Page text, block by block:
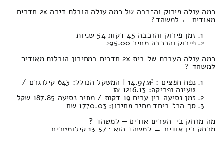
כמה עולה פירוק והרכבה של כמה עולה הובלת דירה 2x חדרים
מאודים ← למשהד?
זמן פירוק והרכבה 45 דקות 54 שניות
פירוק והרכבה מחיר 295.00
כמה עולה העברת של בית 2x חדרים במחירון הובלות מאודים
למשהד ?
נפח חפצים : 14.97м³ | המשקל הכולל: 643 קילוגרם /
טעינה ופריקה: 1216.13 ₪
זמן נסיעה בין ערים 19 דקות / מחיר נסיעה 187.85 שקל
סך הכל ביחד מחיר מחירון: 1770.03 שח
מה מרחק בין הערים אודים — למשהד ?
מרחק בין אודים ← למשהד הוא : 13.57 קילומטרים